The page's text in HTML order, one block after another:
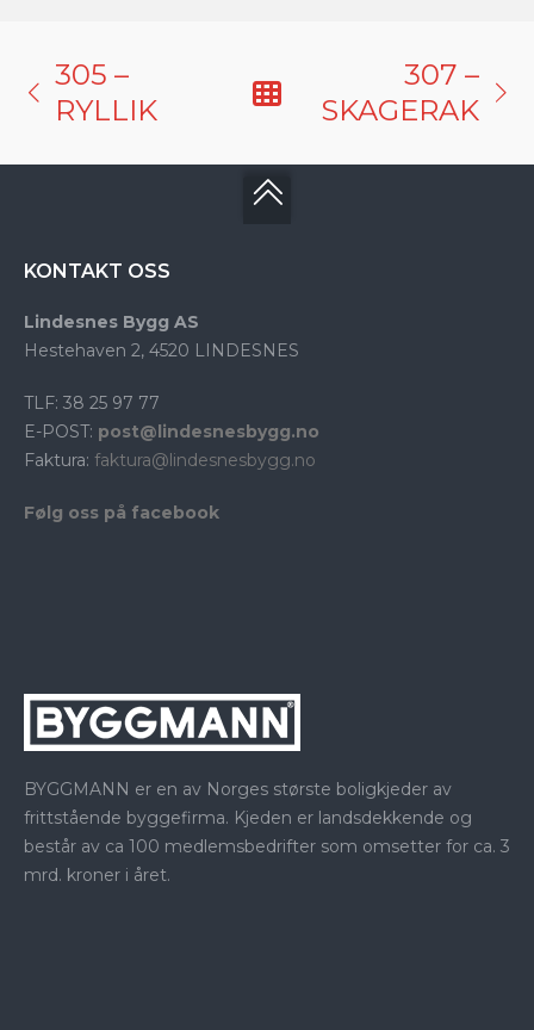
305 –
RYLLIK
307 –
SKAGERAK
KONTAKT OSS
Lindesnes Bygg AS
Hestehaven 2, 4520 LINDESNES
TLF: 38 25 97 77
E-POST: post@lindesnesbygg.no
Faktura: faktura@lindesnesbygg.no
Følg oss på facebook
BYGGMANN er en av Norges største boligkjeder av
frittstående byggefirma. Kjeden er landsdekkende og
består av ca 100 medlemsbedrifter som omsetter for ca. 3
mrd. kroner i året.